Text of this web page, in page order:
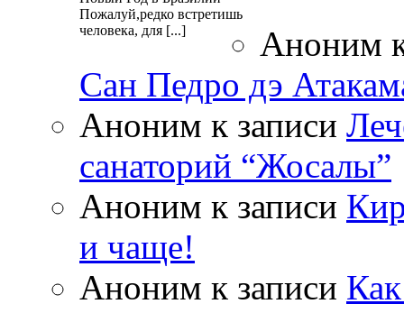
Пожалуй,редко встретишь
человека, для [...]
Аноним
Сан Педро дэ
Аноним к записи
санаторий “Жосалы”
Аноним к записи
и чаще!
Аноним к записи